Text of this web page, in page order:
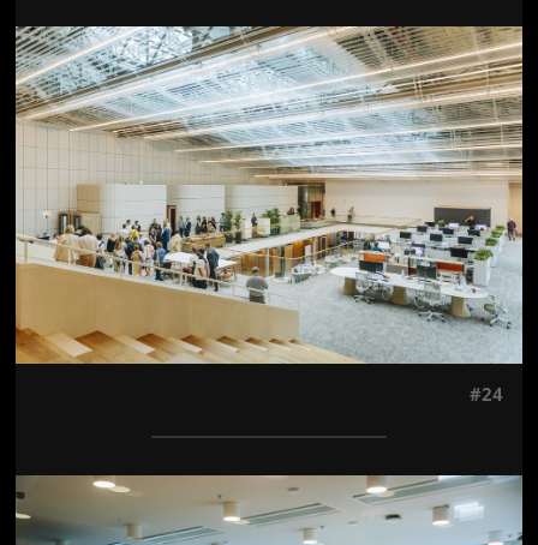
Jön még kép!
#24
Jön még kép!